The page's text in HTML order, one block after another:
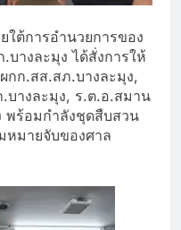
ใต้การอำนวยการของ
างละมุง ได้สั่งการให้
ก.สส.สภ.บางละมุง,
างละมุง, ร.ต.อ.สมาน
พร้อมกำลังชุดสืบสวน
มายจับของศาล